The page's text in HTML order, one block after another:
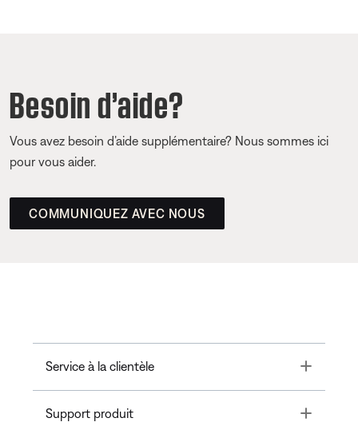
Besoin d’aide?
Vous avez besoin d’aide supplémentaire? Nous sommes ici
pour vous aider.
COMMUNIQUEZ AVEC NOUS
Service à la clientèle Toggle
Support produit Toggle